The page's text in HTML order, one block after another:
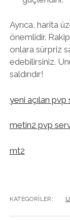
Ayrıca, harita
önemlidir.
onlara sürpriz
edebilirsiniz.
saldırıdır!
yeni açılan
metin2 pvp
mt2
KATEGORILER: